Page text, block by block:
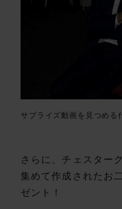
サプライズ動画を見つめる
さらに、チェスター
集めて作成されたお
ゼント！